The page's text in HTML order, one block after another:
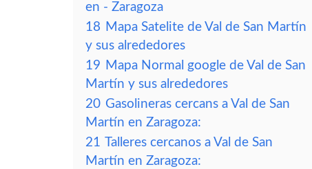
en - Zaragoza
18 Mapa Satelite de Val de San Martín
y sus alrededores
19 Mapa Normal google de Val de San
Martín y sus alrededores
20 Gasolineras cercans a Val de San
Martín en Zaragoza:
21 Talleres cercanos a Val de San
Martín en Zaragoza: